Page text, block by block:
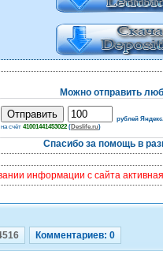
Можно отправить
рублей
на счёт 41001441453022 (Deslife.ru)
Спасибо за помощь в
информации с сайта
Комментариев: 0